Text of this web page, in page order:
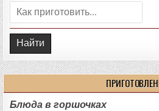
Поиск:
Блюда в горшочках